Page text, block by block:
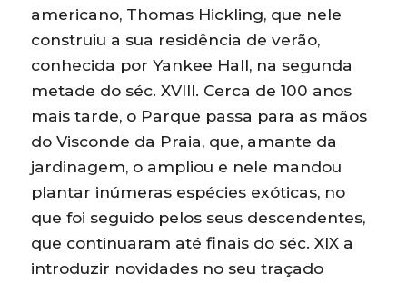
americano, Thomas Hickling, que nele
construiu a sua residência de verão,
conhecida por Yankee Hall, na segunda
metade do séc. XVIII. Cerca de 100 anos
mais tarde, o Parque passa para as mãos
do Visconde da Praia, que, amante da
jardinagem, o ampliou e nele mandou
plantar inúmeras espécies exóticas, no
que foi seguido pelos seus descendentes,
que continuaram até finais do séc. XIX a
introduzir novidades no seu traçado